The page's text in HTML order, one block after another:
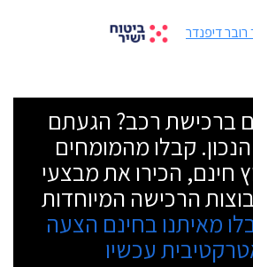
דיפנדר
ברכישת רכב? הגעתם
קבלו מהמומחים
חינם, הכירו את מבצעי
הרכישה המיוחדות
מאיתנו בחינם הצעה
עכשיו